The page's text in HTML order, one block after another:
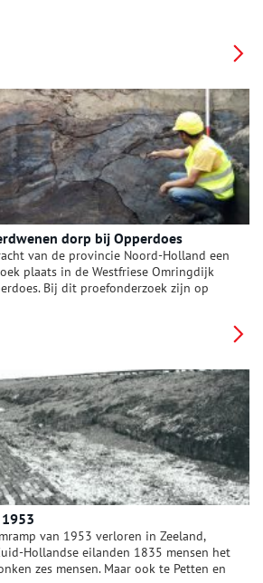
dorp bij Opperdoes
van de provincie Noord-Holland een
plaats in de Westfriese Omringdijk
Bij dit proefonderzoek zijn op
van 1953 verloren in Zeeland,
Hollandse eilanden 1835 mensen het
zes mensen. Maar ook te Petten en